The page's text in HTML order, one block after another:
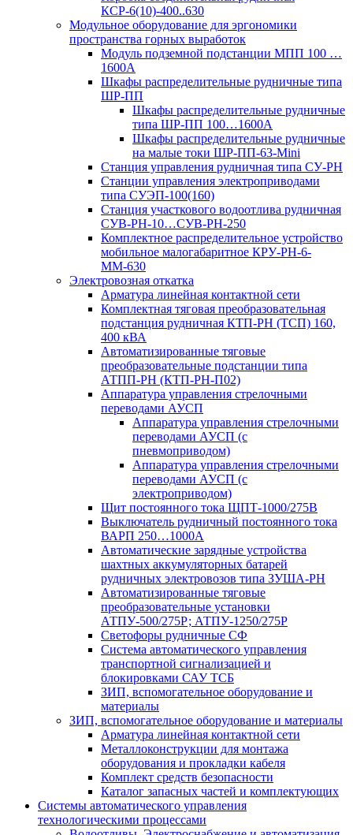
КСР-6(10)-400..630
Модульное оборудование для эргономики
пространства горных выработок
Модуль подземной подстанции МПП 100 …
1600А
Шкафы распределительные рудничные типа
ШР-ПП
Шкафы распределительные рудничные
типа ШР-ПП 100…1600А
Шкафы распределительные рудничные
на малые токи ШР-ПП-63-Mini
Станция управления рудничная типа СУ-РН
Станции управления электроприводами
типа СУЭП-100(160)
Станция участкового водоотлива рудничная
СУВ-РН-10…СУВ-РН-250
Комплектное распределительное устройство
мобильное малогабаритное КРУ-РН-6-
ММ-630
Электровозная откатка
Арматура линейная контактной сети
Комплектная тяговая преобразовательная
подстанция рудничная КТП-РН (ТСП) 160,
400 кВА
Автоматизированные тяговые
преобразовательные подстанции типа
АТПП-РН (КТП-РН-П02)
Аппаратура управления стрелочными
переводами АУСП
Аппаратура управления стрелочными
переводами АУСП (с
пневмоприводом)
Аппаратура управления стрелочными
переводами АУСП (с
электроприводом)
Щит постоянного тока ЩПТ-1000/275В
Выключатель рудничный постоянного тока
ВАРП 250…1000А
Автоматические зарядные устройства
шахтных аккумуляторных батарей
рудничных электровозов типа ЗУША-РН
Автоматизированные тяговые
преобразовательные установки
АТПУ-500/275Р; АТПУ-1250/275Р
Светофоры рудничные СФ
Система автоматического управления
транспортной сигнализацией и
блокировками САУ ТСБ
ЗИП, вспомогательное оборудование и
материалы
ЗИП, вспомогательное оборудование и материалы
Арматура линейная контактной сети
Металлоконструкции для монтажа
оборудования и прокладки кабеля
Комплект средств безопасности
Каталог запасных частей и комплектующих
Системы автоматического управления
технологическими процессами